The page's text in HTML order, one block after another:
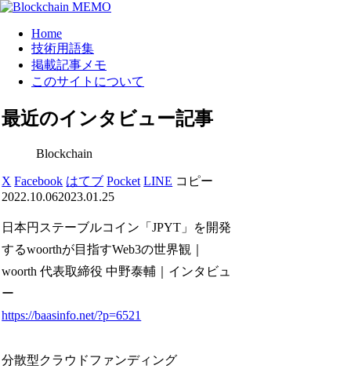
Home
技術用語集
掲載記事メモ
このサイトについて
最近のインタビュー記事
Blockchain
X Facebook はてブ Pocket LINE コピー
2022.10.062023.01.25
日本円ステーブルコイン「JPYT」を開発
するwoorthが目指すWeb3の世界観｜
woorth 代表取締役 中野泰輔｜インタビュ
ー
https://baasinfo.net/?p=6521
分散型クラウドファンディング